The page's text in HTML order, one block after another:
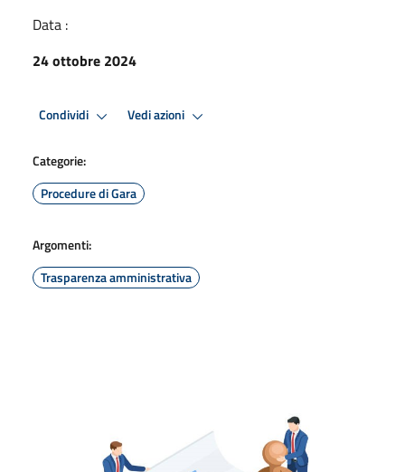
Data :
24 ottobre 2024
Condividi Vedi azioni
Categorie:
Procedure di Gara
Argomenti:
Trasparenza amministrativa